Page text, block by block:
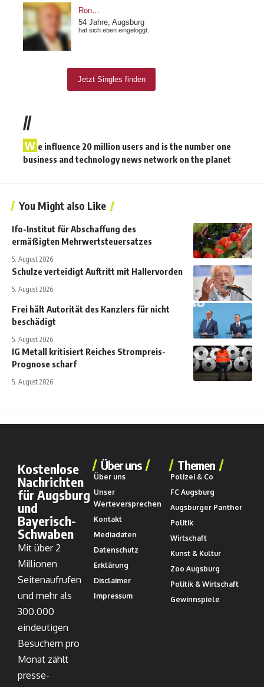
//
W e influence 20 million users and is the number one
business and technology news network on the planet
You Might also Like
Ifo-Institut für Abschaffung des
ermäßigten Mehrwertsteuersatzes
5. August 2026
Schulze verteidigt Auftritt mit Hallervorden
5. August 2026
Frei hält Autorität des Kanzlers für nicht
beschädigt
5. August 2026
IG Metall kritisiert Reiches Strompreis-
Prognose scharf
5. August 2026
Kostenlose
Nachrichten
für Augsburg
und
Bayerisch-
Schwaben
Mit über 2
Millionen
Seitenaufrufen
und mehr als
300.000
eindeutigen
Besuchern pro
Monat zählt
presse-
Über uns
Über uns
Unser
Werteversprechen
Kontakt
Mediadaten
Datenschutz
Erklärung
Disclaimer
Impressum
Themen
Polizei & Co
FC Augsburg
Augsburger Panther
Politik
Wirtschaft
Kunst & Kultur
Zoo Augsburg
Politik & Wirtschaft
Gewinnspiele